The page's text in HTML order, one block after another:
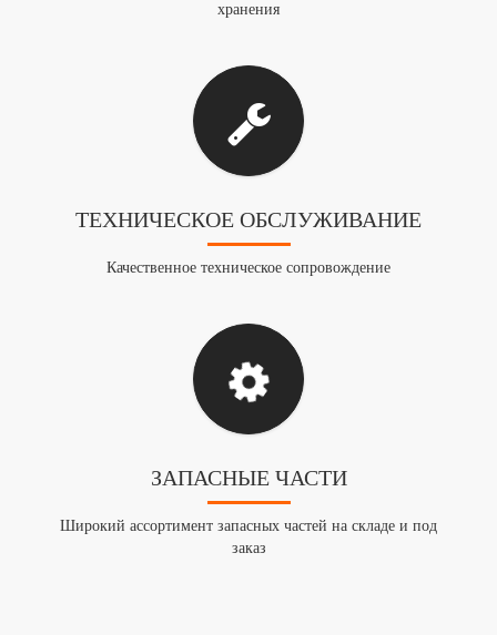
хранения
ТЕХНИЧЕСКОЕ ОБСЛУЖИВАНИЕ
Качественное техническое сопровождение
ЗАПАСНЫЕ ЧАСТИ
Широкий ассортимент запасных частей на складе и под
заказ